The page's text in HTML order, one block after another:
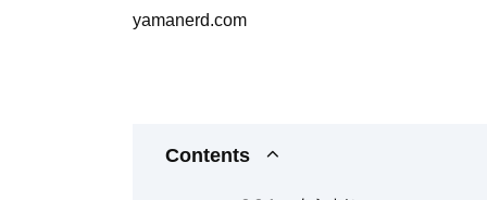
yamanerd.com
Contents